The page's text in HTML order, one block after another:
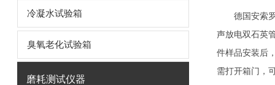
冷凝水试验箱
臭氧老化试验箱
磨耗测试仪器
德国安索
声放电双石英
件样品安装后
需打开箱门，